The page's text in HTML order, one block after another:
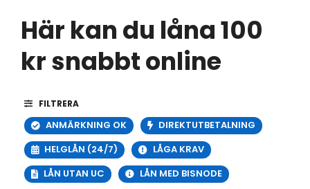
Här kan du låna 100
kr snabbt online
FILTRERA
ANMÄRKNING OK
DIREKTUTBETALNING
HELGLÅN (24/7)
LÅGA KRAV
LÅN UTAN UC
LÅN MED BISNODE